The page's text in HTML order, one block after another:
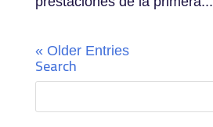
« Older Entries
Search